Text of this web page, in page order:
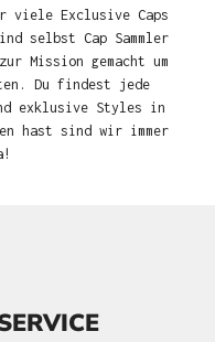
viele Exclusive Caps
selbst Cap Sammler
Mission gemacht um
Du findest jede
exklusive Styles in
hast sind wir immer